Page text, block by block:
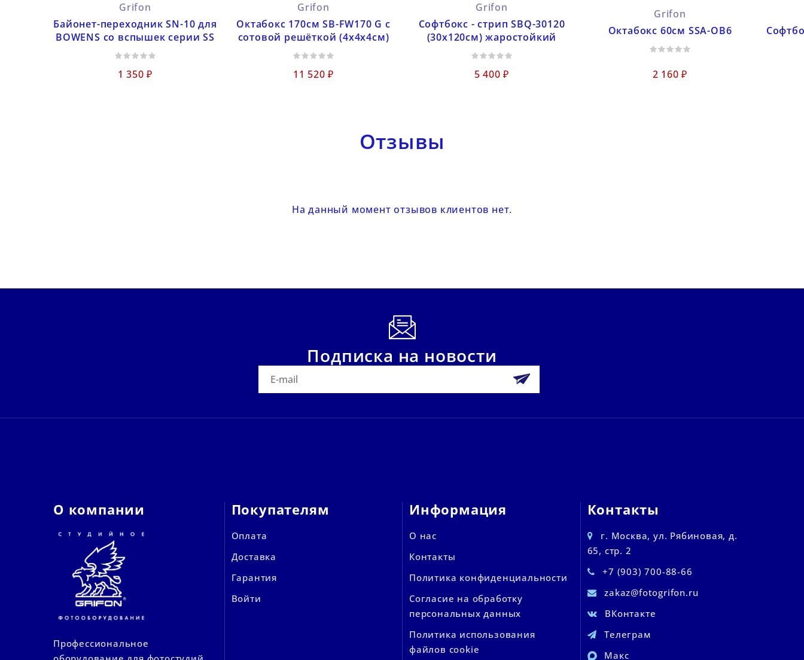
Grifon
Байонет-переходник SN-10 для
BOWENS со вспышек серии SS
1 350 ₽
Grifon
Октабокс 170см SB-FW170 G с
сотовой решёткой (4х4х4см)
11 520 ₽
Grifon
Софтбокс - стрип SBQ-30120
(30х120см) жаростойкий
5 400 ₽
Grifon
Октабокс 60см SSA-OB6
2 160 ₽
Отзывы
На данный момент отзывов клиентов нет.
Подписка на новости
О компании
Профессиональное
Покупателям
Оплата
Доставка
Гарантия
Войти
Информация
О нас
Контакты
Политика конфиденциальности
Согласие на обработку
персональных данных
Политика использования
файлов cookie
Контакты
г. Москва, ул. Рябиновая, д.
65, стр. 2
+7 (903) 700-88-66
zakaz@fotogrifon.ru
ВКонтакте
Телеграм
Макс